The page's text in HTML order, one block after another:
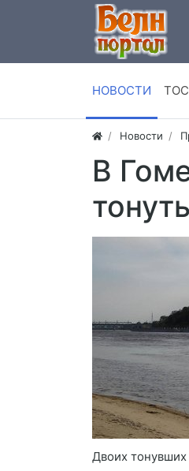
НОВОСТИ
Новости
В
Двоих